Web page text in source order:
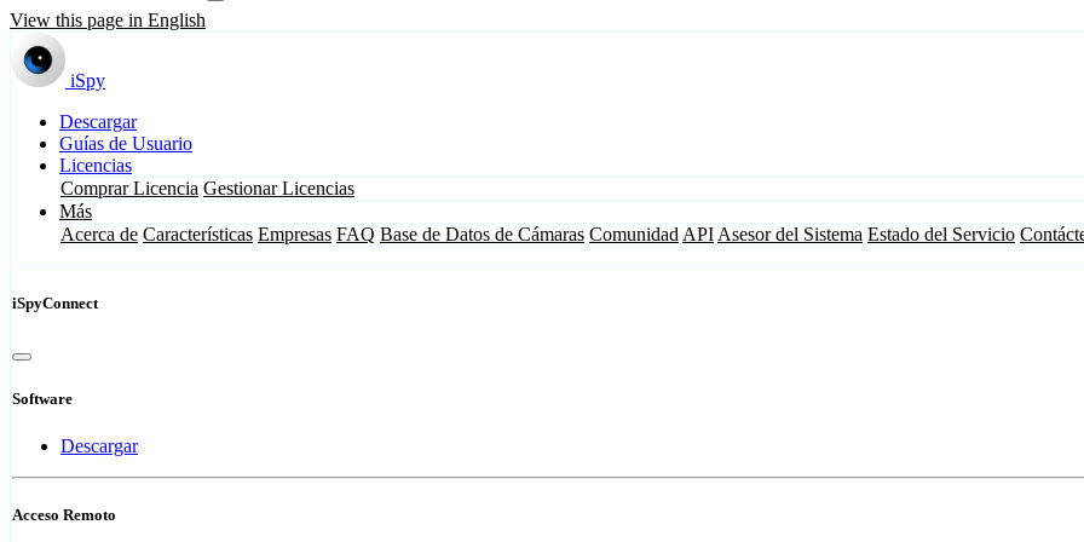
View this page in English
iSpy
Descargar
Guías de Usuario
Licencias
Comprar Licencia Gestionar Licencias
Más
Acerca de Características Empresas FAQ Base de Datos de Cámaras Comunidad API Asesor del Sistema Estado del Servicio
iSpyConnect
Software
Descargar
Acceso Remoto